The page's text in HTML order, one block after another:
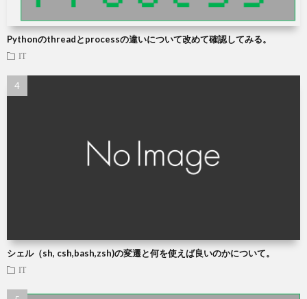
Pythonのthreadとprocessの違いについて改めて確認してみる。
IT
シェル（sh, csh,bash,zsh)の変遷と何を使えば良いのかについて。
IT